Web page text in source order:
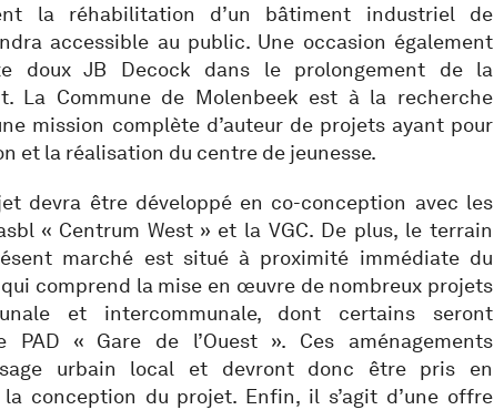
la réhabilitation d’un bâtiment industriel de
accessible au public. Une occasion également
doux JB Decock dans le prolongement de la
La Commune de Molenbeek est à la recherche
mission complète d’auteur de projets ayant pour
et la réalisation du centre de jeunesse.
devra être développé en co-conception avec les
« Centrum West » et la VGC. De plus, le terrain
marché est situé à proximité immédiate du
comprend la mise en œuvre de nombreux projets
et intercommunale, dont certains seront
PAD « Gare de l’Ouest ». Ces aménagements
urbain local et devront donc être pris en
conception du projet. Enfin, il s’agit d’une offre